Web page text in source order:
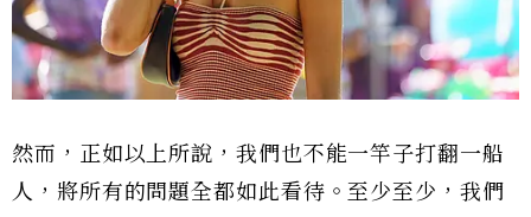
然而，正如以上所說，我們也不能一竿子打翻一船
人，將所有的問題全都如此看待。至少至少，我們